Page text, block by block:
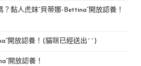
黏人虎妹“貝蒂娜-Bettina”開放認養！
開放認養！(貓咪已經送出^^)
開放認養！